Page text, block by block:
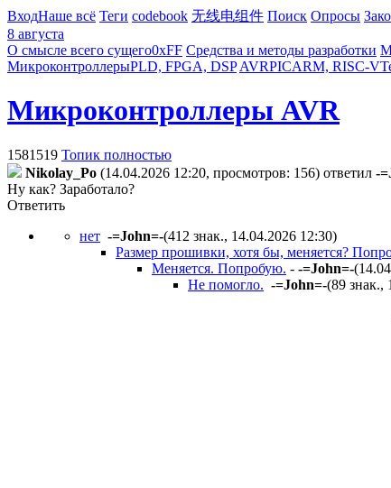
ВходНаше всё Теги codebook 无线电组件 Поиск Опросы
8 августа
О смысле всего сущего0xFF Средства и методы разработки
МикроконтроллерыPLD, FPGA, DSP AVRPICARM, RISC-V
Микроконтроллеры AVR
1581519 Топик полностью
Nikolay_Po (14.04.2026 12:20, просмотров: 156) ответил -
Ну как? Заработало?
Ответить
нет -=John=-(412 знак., 14.04.2026 12:30)
Размер прошивки, хотя бы, меняется?
Меняется. Попробую. - -=John=-
Не помогло. -=John=-(89 знак.,